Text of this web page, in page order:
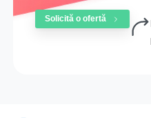
Solicită o ofertă